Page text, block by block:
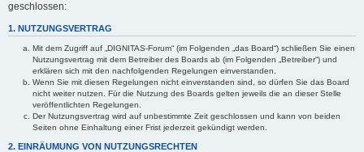
geschlossen:
1. NUTZUNGSVERTRAG
Mit dem Zugriff auf „DIGNITAS-Forum“ (im Folgenden „das Board“) schließen Sie einen
Nutzungsvertrag mit dem Betreiber des Boards ab (im Folgenden „Betreiber“) und
erklären sich mit den nachfolgenden Regelungen einverstanden.
Wenn Sie mit diesen Regelungen nicht einverstanden sind, so dürfen Sie das Board
nicht weiter nutzen. Für die Nutzung des Boards gelten jeweils die an dieser Stelle
veröffentlichten Regelungen.
Der Nutzungsvertrag wird auf unbestimmte Zeit geschlossen und kann von beiden
Seiten ohne Einhaltung einer Frist jederzeit gekündigt werden.
2. EINRÄUMUNG VON NUTZUNGSRECHTEN